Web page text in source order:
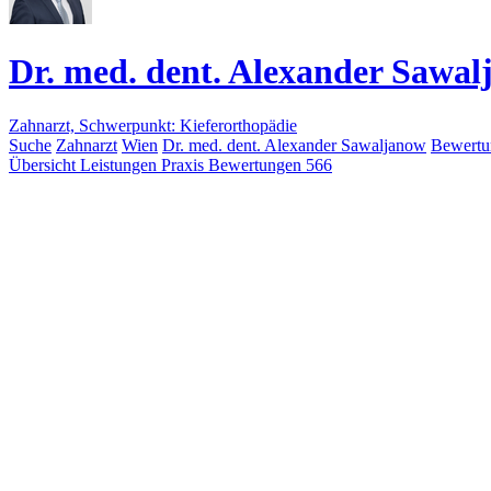
Dr. med. dent. Alexander
Zahnarzt, Schwerpunkt: Kieferorthopädie
Suche Zahnarzt Wien Dr. med. dent. Alexander Sawaljanow
Übersicht Leistungen Praxis Bewertungen 566